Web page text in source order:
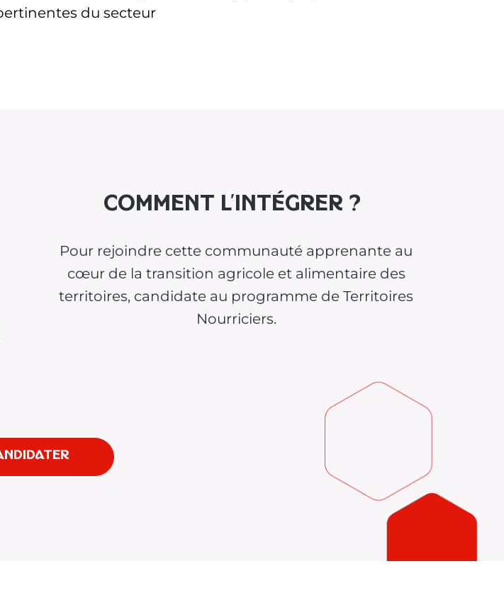
du secteur
Comment l’intégrer ?
Pour rejoindre cette communauté apprenante au
cœur de la transition agricole et alimentaire des
territoires, candidate au programme de Territoires
Nourriciers.